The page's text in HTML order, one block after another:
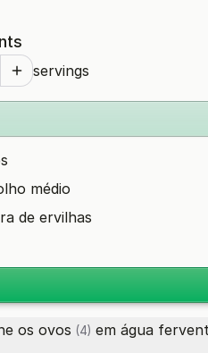
servings
médio
de ervilhas
os ovos (4) em água